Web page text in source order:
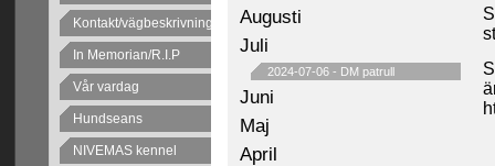
Kontakt/vägbeskrivning
In Memorian/R.I.P
Vår vardag
Hundseans
NIVEMAS kennel
Augusti
Juli
2024-07-06 - DM patrull
Juni
Maj
April